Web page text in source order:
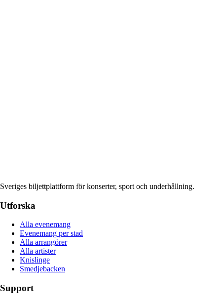
Sveriges biljettplattform för konserter, sport och underhållning.
Utforska
Alla evenemang
Evenemang per stad
Alla arrangörer
Alla artister
Knislinge
Smedjebacken
Support